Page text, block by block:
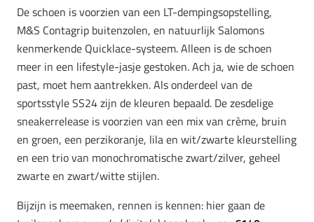
De schoen is voorzien van een LT-dempingsopstelling,
M&S Contagrip buitenzolen, en natuurlijk Salomons
kenmerkende Quicklace-systeem. Alleen is de schoen
meer in een lifestyle-jasje gestoken. Ach ja, wie de schoen
past, moet hem aantrekken. Als onderdeel van de
sportsstyle SS24 zijn de kleuren bepaald. De zesdelige
sneakerrelease is voorzien van een mix van crème, bruin
en groen, een perzikoranje, lila en wit/zwarte kleurstelling
en een trio van monochromatische zwart/zilver, geheel
zwarte en zwart/witte stijlen.
Bijzijn is meemaken, rennen is kennen: hier gaan de